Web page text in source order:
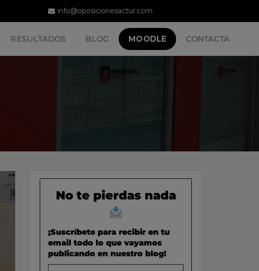
info@oposicionesactur.com
RESULTADOS BLOG MOODLE CONTACTA
No te pierdas nada
¡Suscríbete para recibir en tu
email todo lo que vayamos
publicando en nuestro blog!